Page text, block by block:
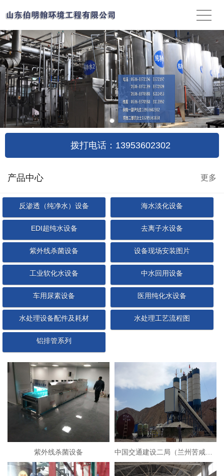
拨打电话：13953602302
产品中心 更多
反渗透（纯净水）设备 海水淡化设备
EDI超纯水设备 去离子水设备
紫外线杀菌设备 设备现场安装图片
工业软化水设备 中水回用设备
车用尿素设备 医用纯化水设备
水处理设备配件及耗材 水处理工艺流程图
铝排管系列
紫外线杀菌设备